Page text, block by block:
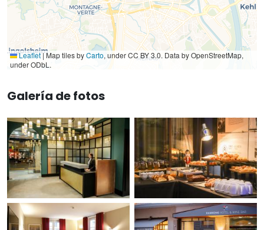
Leaflet |Map tiles byCarto, under CC BY 3.0. Data by OpenStreetMap,
under ODbL.
Galería de fotos